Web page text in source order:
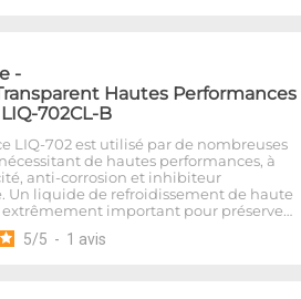
-
Hautes Performances
702CL-B
LIQ-702 est utilisé par de nombreuses
de hautes performances, à
anti-corrosion et inhibiteur
Un liquide de refroidissement de haute
important pour préserve…
5/5 - 1 avis